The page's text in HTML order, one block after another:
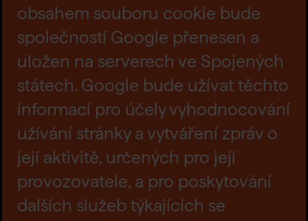
obsahem souboru cookie bude
společností Google přenesen a
uložen na serverech ve Spojených
státech. Google bude užívat těchto
informací pro účely vyhodnocování
užívání stránky a vytváření zpráv o
její aktivitě, určených pro její
provozovatele, a pro poskytování
dalších služeb týkajících se